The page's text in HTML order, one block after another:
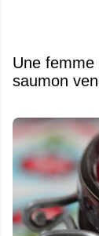
Une
saumon